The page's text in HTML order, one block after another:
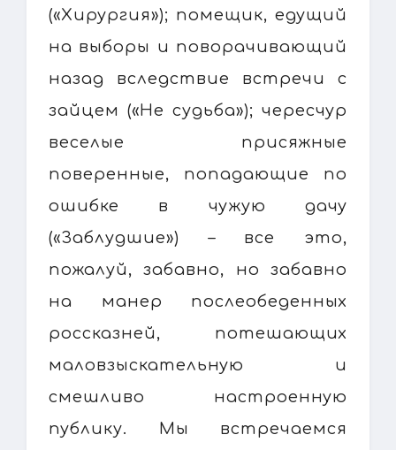
(«Хирургия»); помещик, едущий
на выборы и поворачивающий
назад вследствие встречи с
зайцем («Не судьба»); чересчур
веселые присяжные
поверенные, попадающие по
ошибке в чужую дачу
(«Заблудшие») – все это,
пожалуй, забавно, но забавно
на манер послеобеденных
россказней, потешающих
маловзыскательную и
смешливо настроенную
публику. Мы встречаемся